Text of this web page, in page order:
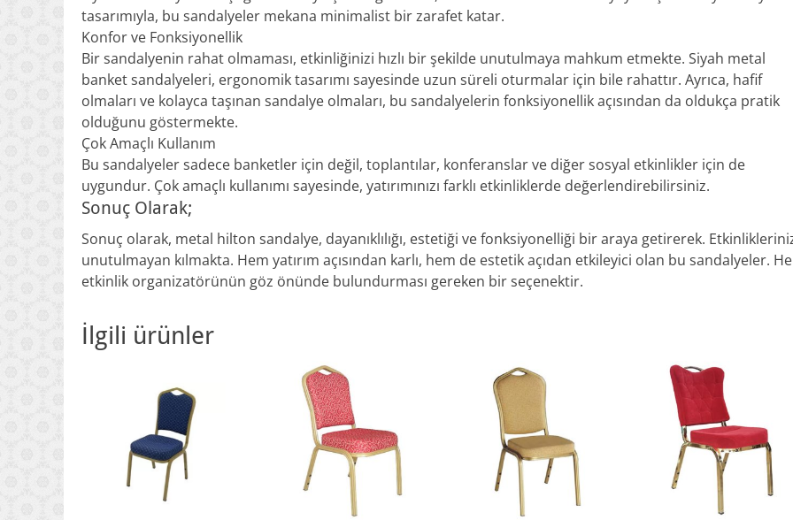
tasarımıyla, bu sandalyeler mekana minimalist bir zarafet katar.
Konfor ve Fonksiyonellik
Bir sandalyenin rahat olmaması, etkinliğinizi hızlı bir şekilde unutulmaya mahkum etmekte. Siyah metal
banket sandalyeleri, ergonomik tasarımı sayesinde uzun süreli oturmalar için bile rahattır. Ayrıca, hafif
olmaları ve kolayca taşınan sandalye olmaları, bu sandalyelerin fonksiyonellik açısından da oldukça pratik
olduğunu göstermekte.
Çok Amaçlı Kullanım
Bu sandalyeler sadece banketler için değil, toplantılar, konferanslar ve diğer sosyal etkinlikler için de
uygundur. Çok amaçlı kullanımı sayesinde, yatırımınızı farklı etkinliklerde değerlendirebilirsiniz.
Sonuç Olarak;
Sonuç olarak, metal hilton sandalye, dayanıklılığı, estetiği ve fonksiyonelliği bir araya getirerek.
unutulmayan kılmakta. Hem yatırım açısından karlı, hem de estetik açıdan etkileyici olan bu sandalyeler.
etkinlik organizatörünün göz önünde bulundurması gereken bir seçenektir.
İlgili ürünler